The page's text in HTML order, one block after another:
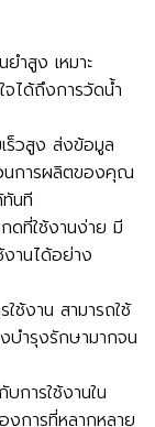
ำสูง เหมาะ
ได้ถึงการวัดน้ำ
วสูง ส่งข้อมูล
นการผลิตของคุณ
นที
ดที่ใช้งานง่าย มี
านได้อย่าง
ช้งาน สามารถใช้
บำรุงรักษามากจน
การใช้งานใน
การที่หลากหลาย